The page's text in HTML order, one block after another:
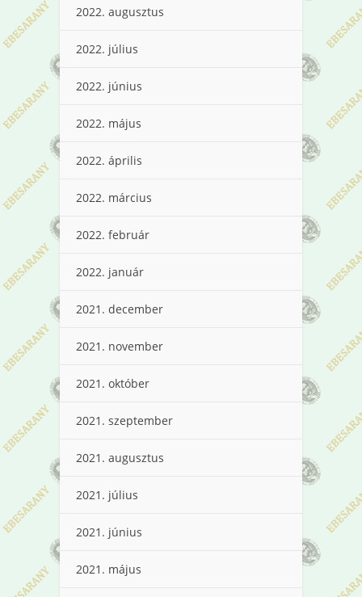
2022. augusztus
2022. július
2022. június
2022. május
2022. április
2022. március
2022. február
2022. január
2021. december
2021. november
2021. október
2021. szeptember
2021. augusztus
2021. július
2021. június
2021. május